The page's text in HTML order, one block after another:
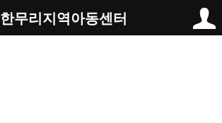
한무리지역아동센터